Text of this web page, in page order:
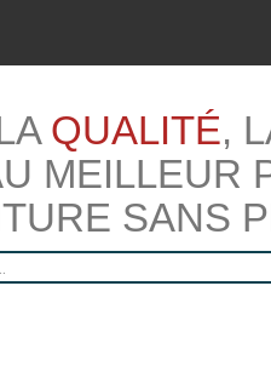
QUALITÉ,
MEILLEUR
SANS